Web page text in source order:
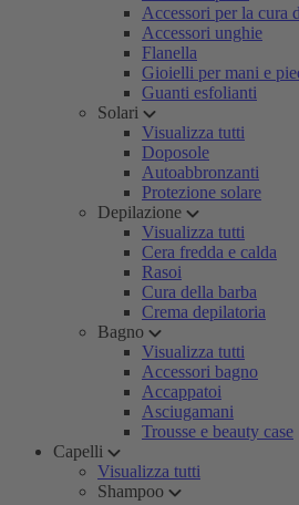
Accessori per la cura
Accessori unghie
Flanella
Gioielli per mani e
Guanti esfolianti
Solari
Visualizza tutti
Doposole
Autoabbronzanti
Protezione solare
Depilazione
Visualizza tutti
Cera fredda e calda
Rasoi
Cura della barba
Crema depilatoria
Bagno
Visualizza tutti
Accessori bagno
Accappatoi
Asciugamani
Trousse e beauty case
Capelli
Visualizza tutti
Shampoo